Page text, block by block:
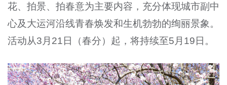
花、拍景、拍春意为主要内容，充分体现城市副中
心及大运河沿线青春焕发和生机勃勃的绚丽景象。
活动从3月21日（春分）起，将持续至5月19日。